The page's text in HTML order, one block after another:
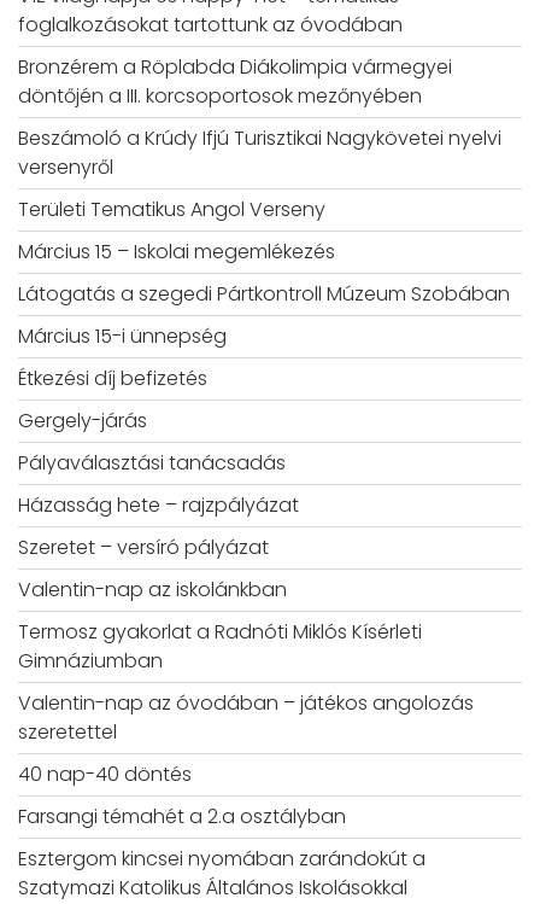
foglalkozásokat tartottunk az óvodában
Bronzérem a Röplabda Diákolimpia vármegyei
döntőjén a III. korcsoportosok mezőnyében
Beszámoló a Krúdy Ifjú Turisztikai Nagykövetei nyelvi
versenyről
Területi Tematikus Angol Verseny
Március 15 – Iskolai megemlékezés
Látogatás a szegedi Pártkontroll Múzeum Szobában
Március 15-i ünnepség
Étkezési díj befizetés
Gergely-járás
Pályaválasztási tanácsadás
Házasság hete – rajzpályázat
Szeretet – versíró pályázat
Valentin-nap az iskolánkban
Termosz gyakorlat a Radnóti Miklós Kísérleti
Gimnáziumban
Valentin-nap az óvodában – játékos angolozás
szeretettel
40 nap-40 döntés
Farsangi témahét a 2.a osztályban
Esztergom kincsei nyomában zarándokút a
Szatymazi Katolikus Általános Iskolásokkal